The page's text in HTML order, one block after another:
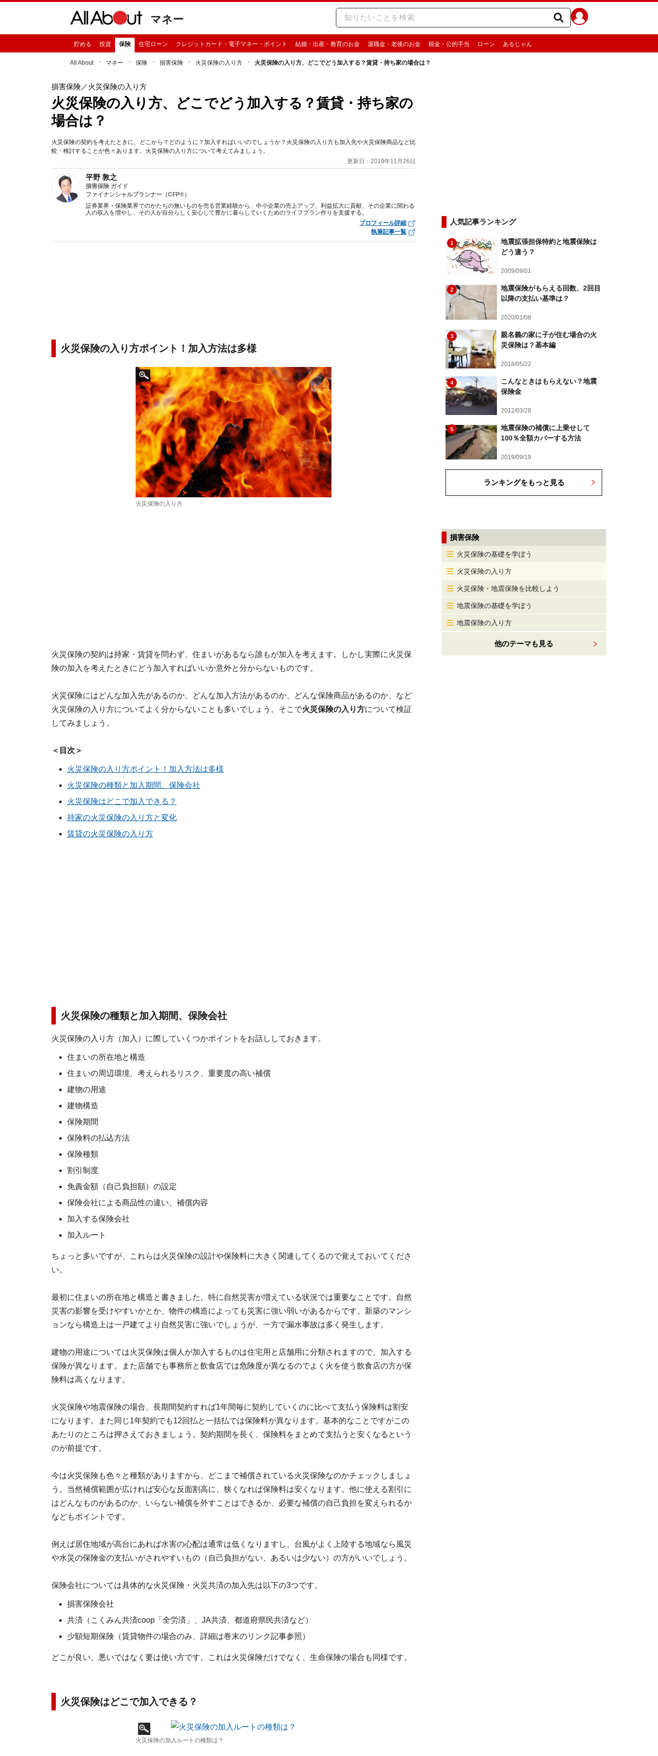
マネー
貯める 投資 保険 住宅ローン クレジットカード・電子マネー・ポイント 結婚・出産・教育のお金 退職金・老後のお金 税金・公的手当 ローン あるじゃん
All About マネー 保険 損害保険 火災保険の入り方 火災保険の入り方、どこでどう加入する？賃貸・持ち家の場合は？
損害保険／火災保険の入り方
火災保険の入り方、どこでどう加入する？賃貸・持ち家の
場合は？
火災保険の契約を考えたときに、どこから？どのように？加入すればいいのでしょうか？火災保険の入り方も加入先や火災保険商品など比
較・検討することが色々あります。火災保険の入り方について考えてみましょう。
更新日：2019年11月26日
平野 敦之
損害保険 ガイド
ファイナンシャルプランナー（CFP®）
証券業界・保険業界でのかたちの無いものを売る営業経験から、中小企業の売上アップ、利益拡大に貢献、その企業に関わる
人の収入を増やし、その人が自分らしく安心して豊かに暮らしていくためのライフプラン作りを支援する。
プロフィール詳細
執筆記事一覧
火災保険の入り方ポイント！加入方法は多様
火災保険の入り方
火災保険の契約は持家・賃貸を問わず、住まいがあるなら誰もが加入を考えます。しかし実際に火災保
険の加入を考えたときにどう加入すればいいか意外と分からないものです。
火災保険にはどんな加入先があるのか、どんな加入方法があるのか、どんな保険商品があるのか、など
火災保険の入り方についてよく分からないことも多いでしょう。そこで火災保険の入り方について検証
してみましょう。
＜目次＞
火災保険の入り方ポイント！加入方法は多様
火災保険の種類と加入期間、保険会社
火災保険はどこで加入できる？
持家の火災保険の入り方と変化
賃貸の火災保険の入り方
火災保険の種類と加入期間、保険会社
火災保険の入り方（加入）に際していくつかポイントをお話ししておきます。
住まいの所在地と構造
住まいの周辺環境、考えられるリスク、重要度の高い補償
建物の用途
建物構造
保険期間
保険料の払込方法
保険種類
割引制度
免責金額（自己負担額）の設定
保険会社による商品性の違い、補償内容
加入する保険会社
加入ルート
ちょっと多いですが、これらは火災保険の設計や保険料に大きく関連してくるので覚えておいてくださ
い。
最初に住まいの所在地と構造と書きました。特に自然災害が増えている状況では重要なことです。自然
災害の影響を受けやすいかとか、物件の構造によっても災害に強い弱いがあるからです。新築のマンシ
ョンなら構造上は一戸建てより自然災害に強いでしょうが、一方で漏水事故は多く発生します。
建物の用途については火災保険は個人が加入するものは住宅用と店舗用に分類されますので、加入する
保険が異なります。また店舗でも事務所と飲食店では危険度が異なるのでよく火を使う飲食店の方が保
険料は高くなります。
火災保険や地震保険の場合、長期間契約すれば1年間毎に契約していくのに比べて支払う保険料は割安
になります。また同じ1年契約でも12回払と一括払では保険料が異なります。基本的なことですがこの
あたりのところは押さえておきましょう。契約期間を長く、保険料をまとめて支払うと安くなるという
のが前提です。
今は火災保険も色々と種類がありますから、どこまで補償されている火災保険なのかチェックしましょ
う。当然補償範囲が広ければ安心な反面割高に、狭くなれば保険料は安くなります。他に使える割引に
はどんなものがあるのか、いらない補償を外すことはできるか、必要な補償の自己負担を変えられるか
などもポイントです。
例えば居住地域が高台にあれば水害の心配は通常は低くなりますし、台風がよく上陸する地域なら風災
や水災の保険金の支払いがされやすいもの（自己負担がない、あるいは少ない）の方がいいでしょう。
保険会社については具体的な火災保険・火災共済の加入先は以下の3つです。
損害保険会社
共済（こくみん共済coop「全労済」、JA共済、都道府県民共済など）
少額短期保険（賃貸物件の場合のみ、詳細は巻末のリンク記事参照）
どこが良い、悪いではなく要は使い方です。これは火災保険だけでなく、生命保険の場合も同様です。
火災保険はどこで加入できる？
火災保険の加入ルートの種類は？
人気記事ランキング
1
地震拡張担保特約と地震保険は
どう違う？
2009/09/01
2
地震保険がもらえる回数、2回目
以降の支払い基準は？
2020/01/08
3
親名義の家に子が住む場合の火
災保険は？基本編
2018/05/22
4
こんなときはもらえない？地震
保険金
2012/03/28
5
地震保険の補償に上乗せして
100％全額カバーする方法
2019/09/19
ランキングをもっと見る
損害保険
火災保険の基礎を学ぼう
火災保険の入り方
火災保険・地震保険を比較しよう
地震保険の基礎を学ぼう
地震保険の入り方
他のテーマも見る